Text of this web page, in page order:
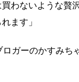
わないような贅
ます」
ガーのかすみち